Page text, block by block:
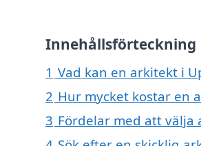
Innehållsförteckning
1 Vad kan en arkitekt i
2 Hur mycket kostar en
3 Fördelar med att välja